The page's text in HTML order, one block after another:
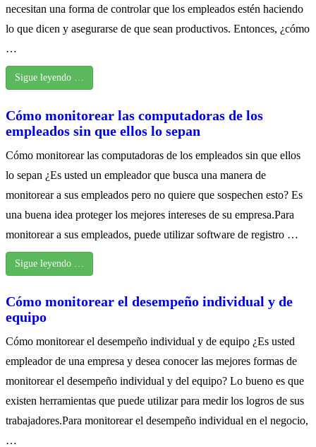
necesitan una forma de controlar que los empleados estén haciendo
lo que dicen y asegurarse de que sean productivos. Entonces, ¿cómo
…
Sigue leyendo …
Cómo monitorear las computadoras de los
empleados sin que ellos lo sepan
Cómo monitorear las computadoras de los empleados sin que ellos
lo sepan ¿Es usted un empleador que busca una manera de
monitorear a sus empleados pero no quiere que sospechen esto? Es
una buena idea proteger los mejores intereses de su empresa.Para
monitorear a sus empleados, puede utilizar software de registro …
Sigue leyendo …
Cómo monitorear el desempeño individual y de
equipo
Cómo monitorear el desempeño individual y de equipo ¿Es usted
empleador de una empresa y desea conocer las mejores formas de
monitorear el desempeño individual y del equipo? Lo bueno es que
existen herramientas que puede utilizar para medir los logros de sus
trabajadores.Para monitorear el desempeño individual en el negocio,
…